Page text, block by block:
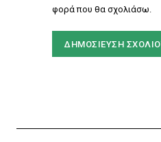
φορά που θα σχολιάσω.